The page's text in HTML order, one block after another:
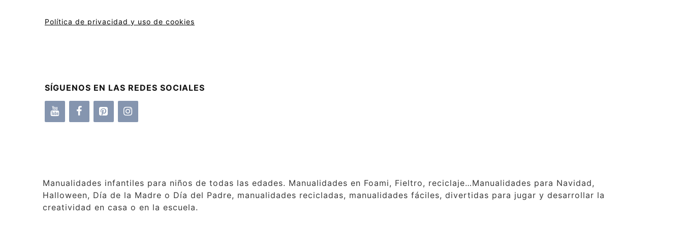
Política de privacidad y uso de cookies
SÍGUENOS EN LAS REDES SOCIALES
Manualidades infantiles para niños de todas las edades. Manualidades en Foami, Fieltro, reciclaje…Manualidades para Navidad,
Halloween, Día de la Madre o Día del Padre, manualidades recicladas, manualidades fáciles, divertidas para jugar y desarrollar la
creatividad en casa o en la escuela.